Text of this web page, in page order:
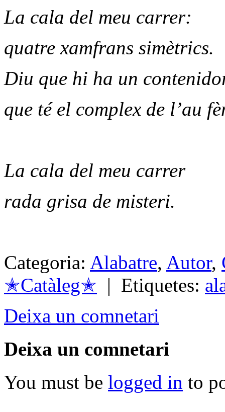
La cala del meu carrer:
quatre xamfrans simètrics.
Diu que hi ha un
que té el complex de l’au
La cala del meu carrer
rada grisa de misteri.
Categoria: Alabatre, Autor,
✭Catàleg✭ | Etiquetes:
Deixa un comnetari
Deixa un comnetari
You must be logged in to